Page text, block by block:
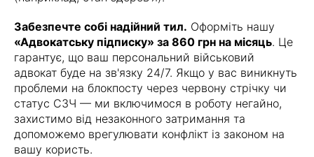
Забезпечте собі надійний тил. Оформіть нашу
«Адвокатську підписку» за 860 грн на місяць. Це
гарантує, що ваш персональний військовий
адвокат буде на зв'язку 24/7. Якщо у вас виникнуть
проблеми на блокпосту через червону стрічку чи
статус СЗЧ — ми включимося в роботу негайно,
захистимо від незаконного затримання та
допоможемо врегулювати конфлікт із законом на
вашу користь.